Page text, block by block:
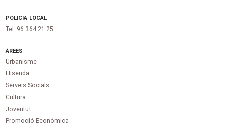
POLICIA LOCAL
Tel. 96 364 21 25
ÀREES
Urbanisme
Hisenda
Serveis Socials
Cultura
Joventut
Promoció Econòmica